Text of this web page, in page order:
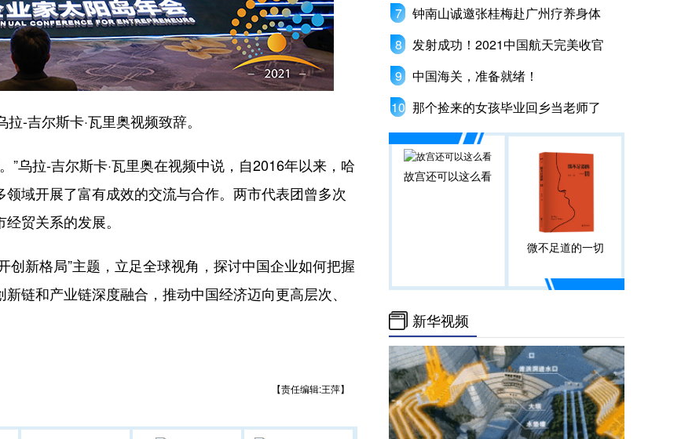
-吉尔斯卡·瓦里奥视频致辞。
”乌拉-吉尔斯卡·瓦里奥在视频中说，自2016年以来，哈
域开展了富有成效的交流与合作。两市代表团曾多次
贸关系的发展。
创新格局”主题，立足全球视角，探讨中国企业如何把握
链和产业链深度融合，推动中国经济迈向更高层次、
【责任编辑:王萍】
钟南山诚邀张桂梅赴广州疗养身体
发射成功！2021中国航天完美收官
中国海关，准备就绪！
那个捡来的女孩毕业回乡当老师了
故宫还可以这么看
微不足道的一切
新华视频